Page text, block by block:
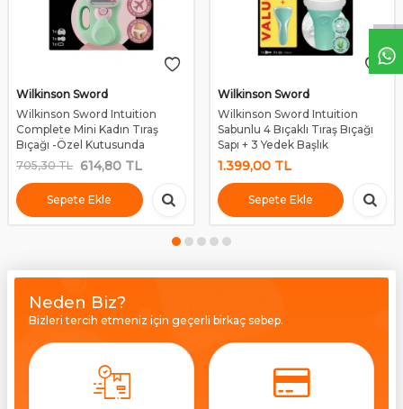
Wilkinson Sword
Wilkinson Sword Intuition
Complete Mini Kadın Tıraş
Bıçağı -Özel Kutusunda
705,30TL 614,80 TL
Sepete Ekle
Wilkinson Sword
Wilkinson Sword Intuition
Sabunlu 4 Bıçaklı Tıraş Bıçağı
Sapı + 3 Yedek Başlık
1.399,00TL
Sepete Ekle
Neden Biz?
Bizleri tercih etmeniz için geçerli birkaç sebep.